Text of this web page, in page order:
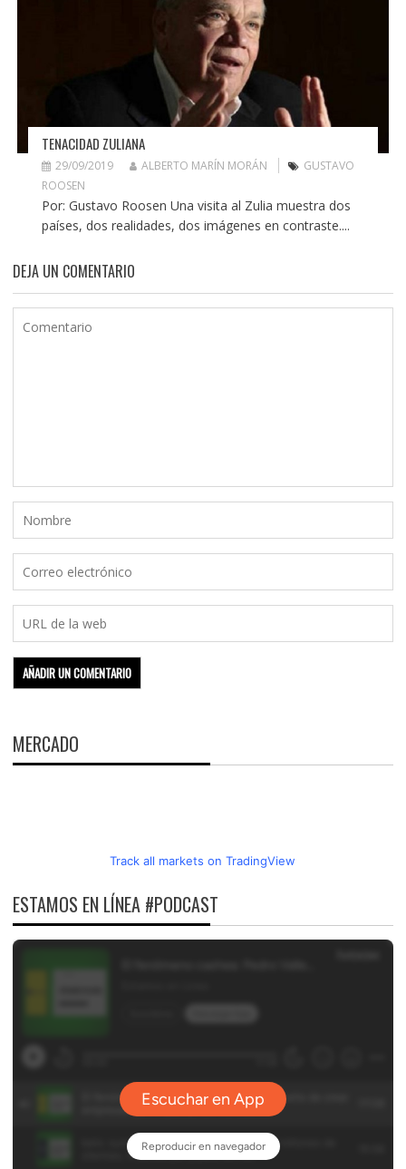
TENACIDAD ZULIANA
29/09/2019 ALBERTO MARÍN MORÁN
GUSTAVO
ROOSEN
Por: Gustavo Roosen Una visita al Zulia muestra dos
países, dos realidades, dos imágenes en contraste....
DEJA UN COMENTARIO
MERCADO
Track all markets on TradingView
ESTAMOS EN LÍNEA #PODCAST